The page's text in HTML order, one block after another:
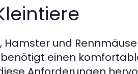
Hamster und
einen